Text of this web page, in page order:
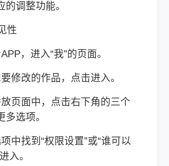
的调整功能。
性
，进入“我”的页面。
修改的作品，点击进入。
放页面中，点击右下角的三个
选项。
中找到“权限设置”或“谁可以
入。